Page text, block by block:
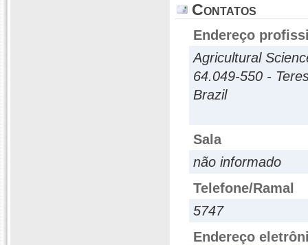
Contatos
Endereço
Agricultural
64.049-550 -
Brazil
Sala
não informado
Telefone/Ramal
5747
Endereço